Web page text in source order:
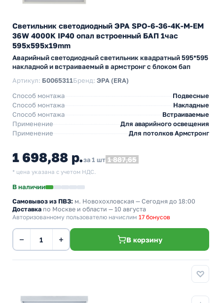
Светильник светодиодный ЭРА SPO-6-36-4K-M-EM
36W 4000K IP40 опал встроенный БАП 1час
595x595x19mm
Аварийный светодиодный светильник квадратный 595*595
накладной и встраиваемый в армстронг с блоком бап
Артикул: Б0065311Бренд: ЭРА (ERA)
Способ монтажа
Подвесные
Способ монтажа
Накладные
Способ монтажа
Встраиваемые
Применение
Для аварийного освещения
Применение
Для потолков Армстронг
1 698,88 р.за 1 шт 1 887,65
* цена указана с учетом НДС.
В наличии
Самовывоз из ПВЗ: м. Новохохловская — Сегодня до 18:00
Доставка по Москве и области — 10 августа
Авторизованному пользователю начислим 17 бонусов
− + В корзину